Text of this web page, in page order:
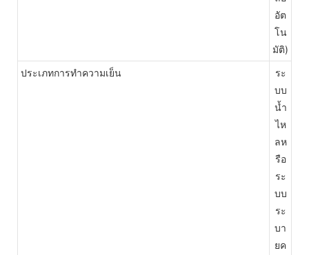
อัต
โน
มัติ)
ประเภทการทำความเย็น
ระ
บบ
น้ำ
ไห
ลห
รือ
ระ
บบ
ระ
บา
ยค